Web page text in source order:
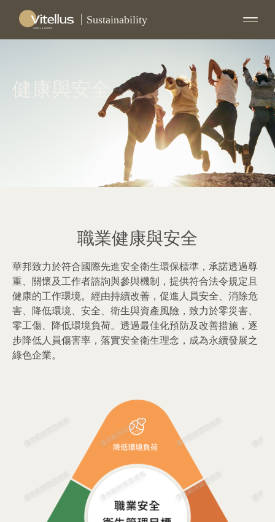
Sustainability
健康與安全
職業健康與安全
華邦致力於符合國際先進安全衛生環保標準，承諾透過尊
重、關懷及工作者諮詢與參與機制，提供符合法令規定且
健康的工作環境。經由持續改善，促進人員安全、消除危
害、降低環境、安全、衛生與資產風險，致力於零災害、
零工傷、降低環境負荷。透過最佳化預防及改善措施，逐
步降低人員傷害率，落實安全衛生理念，成為永續發展之
綠色企業。